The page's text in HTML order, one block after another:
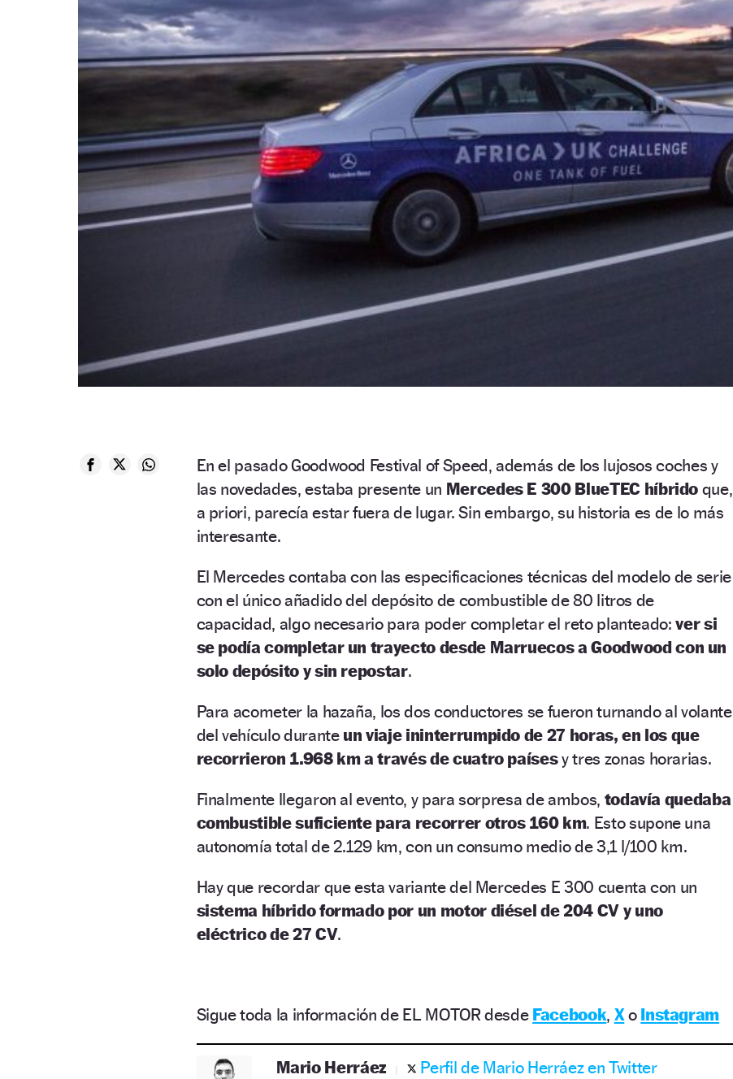
En el pasado Goodwood Festival of Speed, además de los lujosos coches y
las novedades, estaba presente un Mercedes E 300 BlueTEC híbrido que,
a priori, parecía estar fuera de lugar. Sin embargo, su historia es de lo más
interesante.
El Mercedes contaba con las especificaciones técnicas del modelo de serie
con el único añadido del depósito de combustible de 80 litros de
capacidad, algo necesario para poder completar el reto planteado:ver si
se podía completar un trayecto desde Marruecos a Goodwood con un
solo depósito y sin repostar.
Para acometer la hazaña, los dos conductores se fueron turnando al volante
del vehículo durante un viaje ininterrumpido de 27 horas, en los que
recorrieron 1.968 km a través de cuatro paísesy tres zonas horarias.
Finalmente llegaron al evento, y para sorpresa de ambos, todavía quedaba
combustible suficiente para recorrer otros 160 km. Esto supone una
autonomía total de 2.129 km, con un consumo medio de 3,1 l/100 km.
Hay que recordar que esta variante del Mercedes E 300 cuenta con un
sistema híbrido formado por un motor diésel de 204 CV y uno
eléctrico de 27 CV.
Sigue toda la información de EL MOTOR desde Facebook, Xo Instagram
Mario Herráez Perfil de Mario Herráez en Twitter